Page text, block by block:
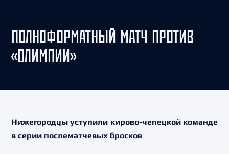
ПОЛНОФОРМАТНЫЙ МАТЧ ПРОТИВ
«ОЛИМПИИ»
Нижегородцы уступили кирово-чепецкой команде
в серии послематчевых бросков